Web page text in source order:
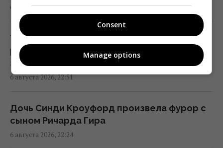
Часть ракеты SpaceX разбилась о Луну:
ученые рассказали, что увидели в
телескоп
20:58 четверг, 06 августа 2026
несколько лет она начала поглощать
больше CO₂
20:52 четверг, 06 августа 2026
6 августа 2026, 22:53
Украина может получить новую защиту от
ракет РФ: Сикорский сделал важное
заявление
6 августа 2026, 22:51
Дочь Синди Кроуфорд произвела фурор с
сыном Ричарда Гира
6 августа 2026, 22:24
Consent
Manage options